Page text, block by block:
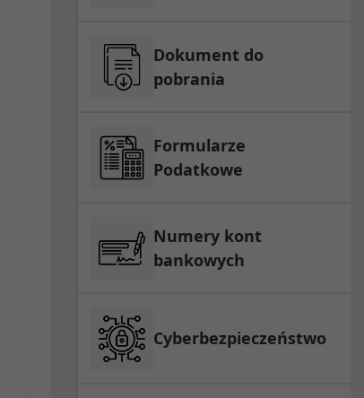
Dokument do
pobrania
Formularze
Podatkowe
Numery kont
bankowych
Cyberbezpieczeństwo